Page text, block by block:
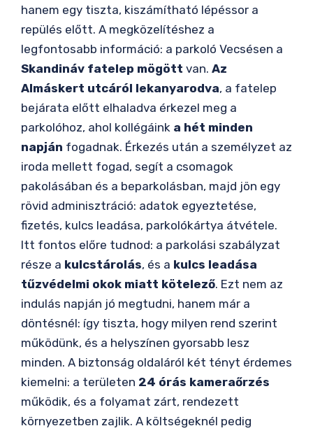
hanem egy tiszta, kiszámítható lépéssor a
repülés előtt. A megközelítéshez a
legfontosabb információ: a parkoló Vecsésen a
Skandináv fatelep mögött van. Az
Almáskert utcáról lekanyarodva, a fatelep
bejárata előtt elhaladva érkezel meg a
parkolóhoz, ahol kollégáink a hét minden
napján fogadnak. Érkezés után a személyzet az
iroda mellett fogad, segít a csomagok
pakolásában és a beparkolásban, majd jön egy
rövid adminisztráció: adatok egyeztetése,
fizetés, kulcs leadása, parkolókártya átvétele.
Itt fontos előre tudnod: a parkolási szabályzat
része a kulcstárolás, és a kulcs leadása
tűzvédelmi okok miatt kötelező. Ezt nem az
indulás napján jó megtudni, hanem már a
döntésnél: így tiszta, hogy milyen rend szerint
működünk, és a helyszínen gyorsabb lesz
minden. A biztonság oldaláról két tényt érdemes
kiemelni: a területen 24 órás kameraőrzés
működik, és a folyamat zárt, rendezett
környezetben zajlik. A költségeknél pedig